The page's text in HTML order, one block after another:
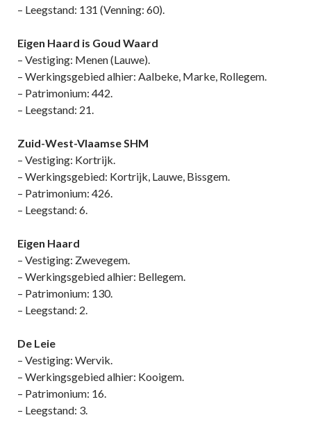
– Leegstand: 131 (Venning: 60).
Eigen Haard is Goud Waard
– Vestiging: Menen (Lauwe).
– Werkingsgebied alhier: Aalbeke, Marke, Rollegem.
– Patrimonium: 442.
– Leegstand: 21.
Zuid-West-Vlaamse SHM
– Vestiging: Kortrijk.
– Werkingsgebied: Kortrijk, Lauwe, Bissgem.
– Patrimonium: 426.
– Leegstand: 6.
Eigen Haard
– Vestiging: Zwevegem.
– Werkingsgebied alhier: Bellegem.
– Patrimonium: 130.
– Leegstand: 2.
De Leie
– Vestiging: Wervik.
– Werkingsgebied alhier: Kooigem.
– Patrimonium: 16.
– Leegstand: 3.